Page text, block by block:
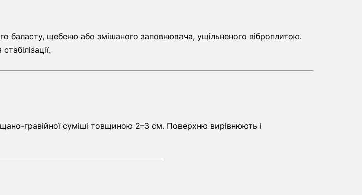
баласту, щебеню або змішаного заповнювача, ущільненого віброплитою.
гравійної суміші товщиною 2–3 см. Поверхню вирівнюють і